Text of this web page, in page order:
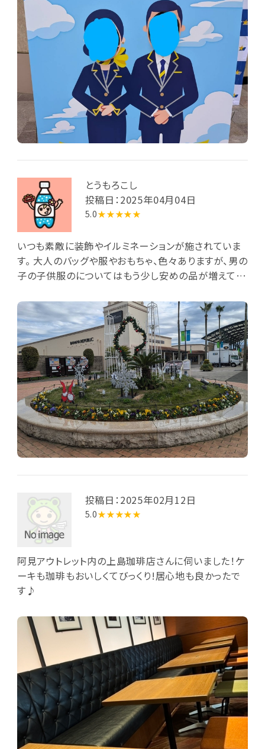
とうもろこし
投稿日：2025年04月04日
5.0★★★★★
いつも素敵に装飾やイルミネーションが施されていま
す。 大人のバッグや服やおもちゃ、色々ありますが、男の
子の子供服のについてはもう少し安めの品が増えて欲
投稿日：2025年02月12日
5.0★★★★★
阿見アウトレット内の上島珈琲店さんに伺いました！ケ
ーキも珈琲もおいしくてびっくり!居心地も良かったで
す♪